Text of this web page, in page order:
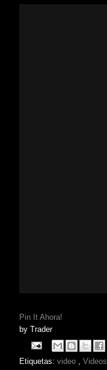
Pin It Ahora!
by Trader
Etiquetas: video Videos